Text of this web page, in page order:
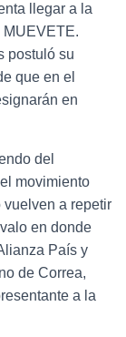
llegar a la
postuló su
que en el
en
del
movimiento
a repetir
en donde
País y
de Correa,
a la